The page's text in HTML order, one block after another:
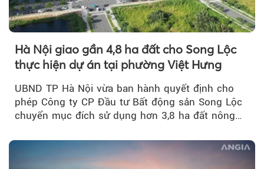
Hà Nội giao gần 4,8 ha đất cho Song Lộc
thực hiện dự án tại phường Việt Hưng
UBND TP Hà Nội vừa ban hành quyết định cho
phép Công ty CP Đầu tư Bất động sản Song Lộc
chuyển mục đích sử dụng hơn 3,8 ha đất nông